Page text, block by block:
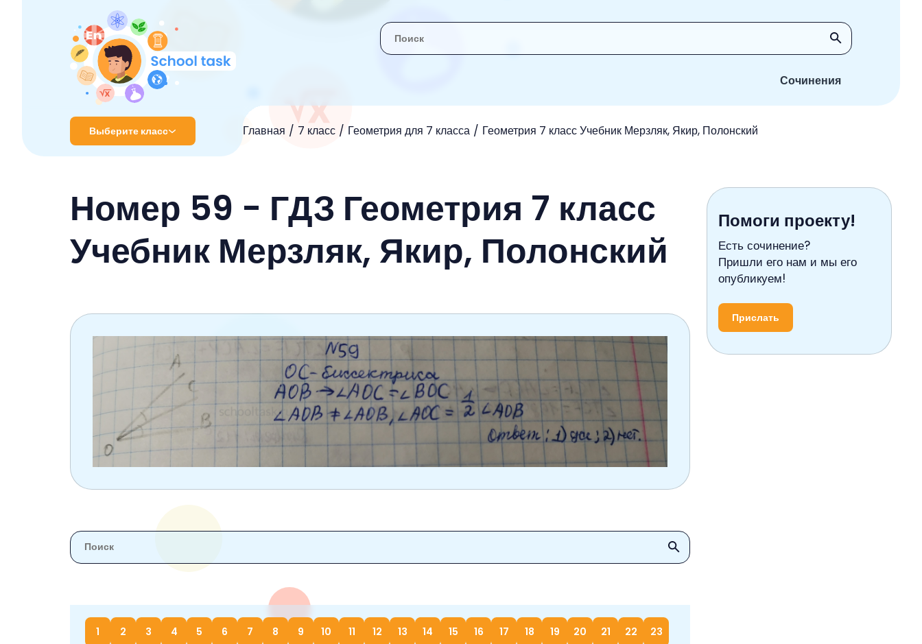
Сочинения
Выберите класс Главная 7 класс Геометрия для 7 класса Геометрия 7 класс Учебник Мерзляк, Якир, Полонский
2 класс
4 класс
6 класс
8 класс
10 класс
11 класс
Номер 59 - ГДЗ Геометрия 7 класс
Учебник Мерзляк, Якир, Полонский
1 2 3 4 5 6 7 8 9 10 11 12 13 14 15 16 17 18 19 20 21 22 23
Помоги проекту!
Есть сочинение?
Пришли его нам и мы его
опубликуем!
Прислать